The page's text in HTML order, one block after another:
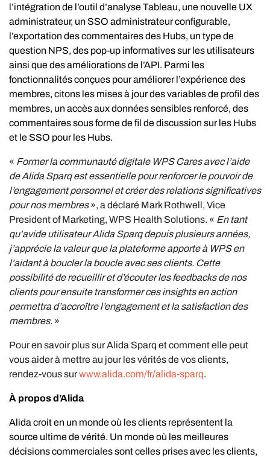
l’intégration de l’outil d’analyse Tableau, une nouvelle UX
administrateur, un SSO administrateur configurable,
l’exportation des commentaires des Hubs, un type de
question NPS, des pop-up informatives sur les utilisateurs
ainsi que des améliorations de l’API. Parmi les
fonctionnalités conçues pour améliorer l’expérience des
membres, citons les mises à jour des variables de profil des
membres, un accès aux données sensibles renforcé, des
commentaires sous forme de fil de discussion sur les Hubs
et le SSO pour les Hubs.
« Former la communauté digitale WPS Cares avec l’aide
de Alida Sparq est essentielle pour renforcer le pouvoir de
l’engagement personnel et créer des relations significatives
pour nos membres», a déclaré Mark Rothwell, Vice
President of Marketing, WPS Health Solutions. « En tant
qu’avide utilisateur Alida Sparq depuis plusieurs années,
j’apprécie la valeur que la plateforme apporte à WPS en
l’aidant à boucler la boucle avec ses clients. Cette
possibilité de recueillir et d’écouter les feedbacks de nos
clients pour ensuite transformer ces insights en action
permettra d’accroître l’engagement et la satisfaction des
membres. »
Pour en savoir plus sur Alida Sparq et comment elle peut
vous aider à mettre au jour les vérités de vos clients,
rendez-vous surwww.alida.com/fr/alida-sparq.
À propos d’Alida
Alida croit en un monde où les clients représentent la
source ultime de vérité. Un monde où les meilleures
décisions commerciales sont celles prises avec les clients,